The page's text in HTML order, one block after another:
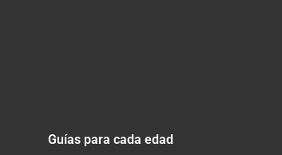
Guías para cada edad